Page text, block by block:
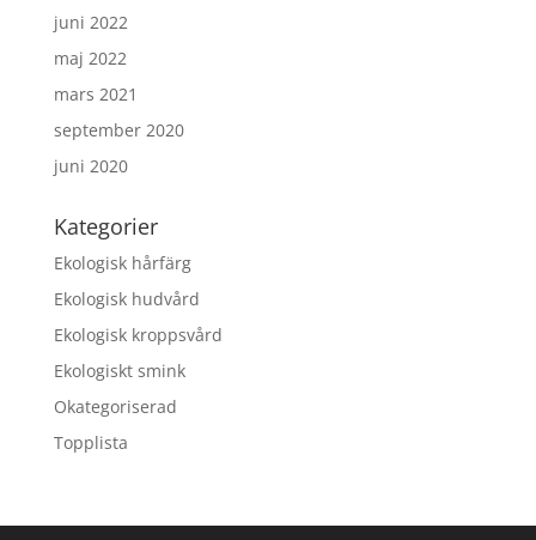
juni 2022
maj 2022
mars 2021
september 2020
juni 2020
Kategorier
Ekologisk hårfärg
Ekologisk hudvård
Ekologisk kroppsvård
Ekologiskt smink
Okategoriserad
Topplista